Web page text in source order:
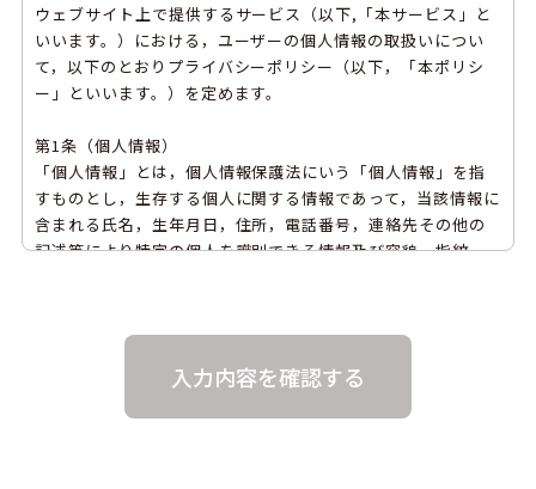
ウェブサイト上で提供するサービス（以下,「本サービス」と
いいます。）における，ユーザーの個人情報の取扱いについ
て，以下のとおりプライバシーポリシー（以下，「本ポリシ
ー」といいます。）を定めます。
第1条（個人情報）
「個人情報」とは，個人情報保護法にいう「個人情報」を指
すものとし，生存する個人に関する情報であって，当該情報に
含まれる氏名，生年月日，住所，電話番号，連絡先その他の
記述等により特定の個人を識別できる情報及び容貌，指紋，
を指します。
第2条（個人情報の収集方法）
当社は，ユーザーが利用登録をする際に氏名，生年月日，住